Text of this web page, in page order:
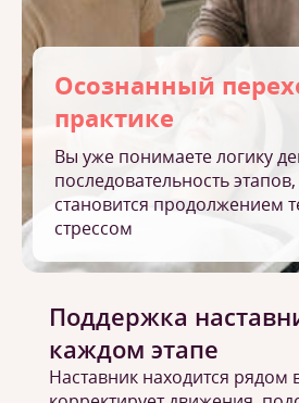
Осознанный
практике
Вы уже понимаете логику
последовательность
становится продолжением
стрессом
Поддержка
каждом этапе
Наставник находится рядом